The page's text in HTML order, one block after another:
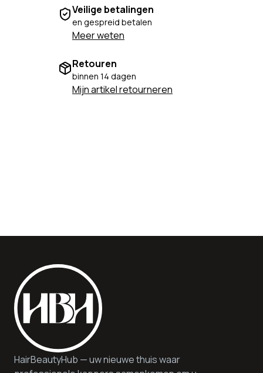
Veilige betalingen
en gespreid betalen
Meer weten
Retouren
binnen 14 dagen
Mijn artikel retourneren
HairBeautyHub — uw nieuwe thuis waar